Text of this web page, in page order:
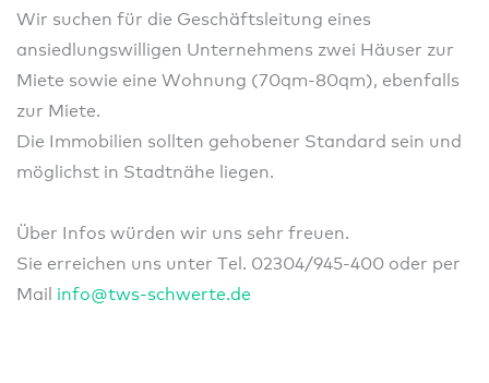
Wir suchen für die Geschäftsleitung eines
ansiedlungswilligen Unternehmens zwei Häuser zur
Miete sowie eine Wohnung (70qm-80qm), ebenfalls
zur Miete.
Die Immobilien sollten gehobener Standard sein und
möglichst in Stadtnähe liegen.
Über Infos würden wir uns sehr freuen.
Sie erreichen uns unter Tel. 02304/945-400 oder per
Mail info@tws-schwerte.de